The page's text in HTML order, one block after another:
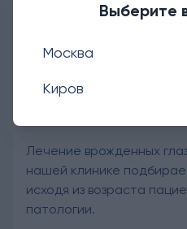
Методы лечения в
Лечение врожденных
нашей клинике
исходя из возраста
патологии.
Выберите
Москва
Киров